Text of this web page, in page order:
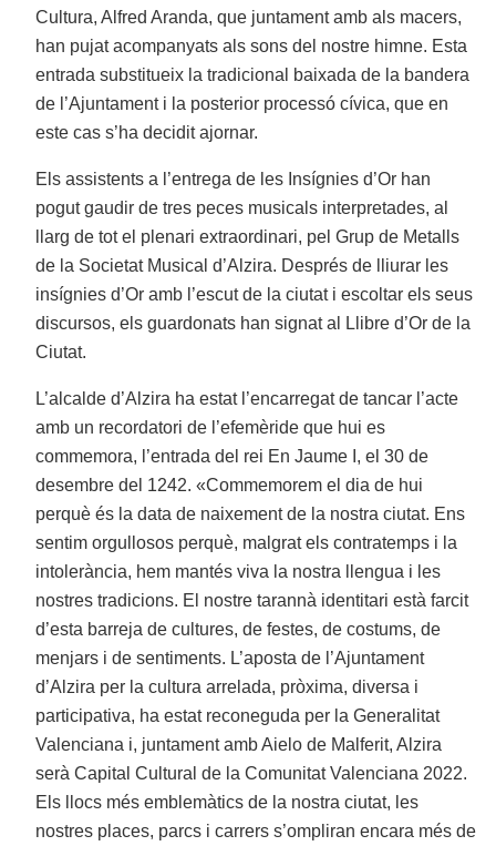
Cultura, Alfred Aranda, que juntament amb als macers,
han pujat acompanyats als sons del nostre himne. Esta
entrada substitueix la tradicional baixada de la bandera
de l’Ajuntament i la posterior processó cívica, que en
este cas s’ha decidit ajornar.
Els assistents a l’entrega de les Insígnies d’Or han
pogut gaudir de tres peces musicals interpretades, al
llarg de tot el plenari extraordinari, pel Grup de Metalls
de la Societat Musical d’Alzira. Després de lliurar les
insígnies d’Or amb l’escut de la ciutat i escoltar els seus
discursos, els guardonats han signat al Llibre d’Or de la
Ciutat.
L’alcalde d’Alzira ha estat l’encarregat de tancar l’acte
amb un recordatori de l’efemèride que hui es
commemora, l’entrada del rei En Jaume I, el 30 de
desembre del 1242. «Commemorem el dia de hui
perquè és la data de naixement de la nostra ciutat. Ens
sentim orgullosos perquè, malgrat els contratemps i la
intolerància, hem mantés viva la nostra llengua i les
nostres tradicions. El nostre tarannà identitari està farcit
d’esta barreja de cultures, de festes, de costums, de
menjars i de sentiments. L’aposta de l’Ajuntament
d’Alzira per la cultura arrelada, pròxima, diversa i
participativa, ha estat reconeguda per la Generalitat
Valenciana i, juntament amb Aielo de Malferit, Alzira
serà Capital Cultural de la Comunitat Valenciana 2022.
Els llocs més emblemàtics de la nostra ciutat, les
nostres places, parcs i carrers s’ompliran encara més de